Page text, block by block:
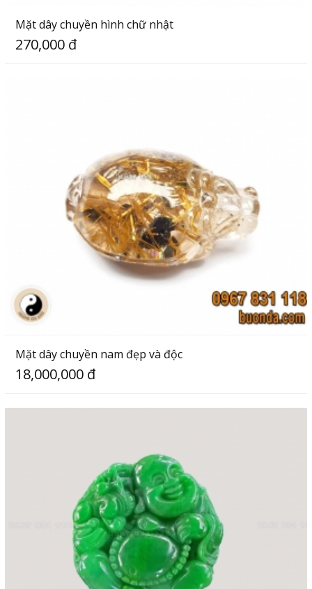
Mặt dây chuyền hình chữ nhật
270,000 đ
Mặt dây chuyền nam đẹp và độc
18,000,000 đ